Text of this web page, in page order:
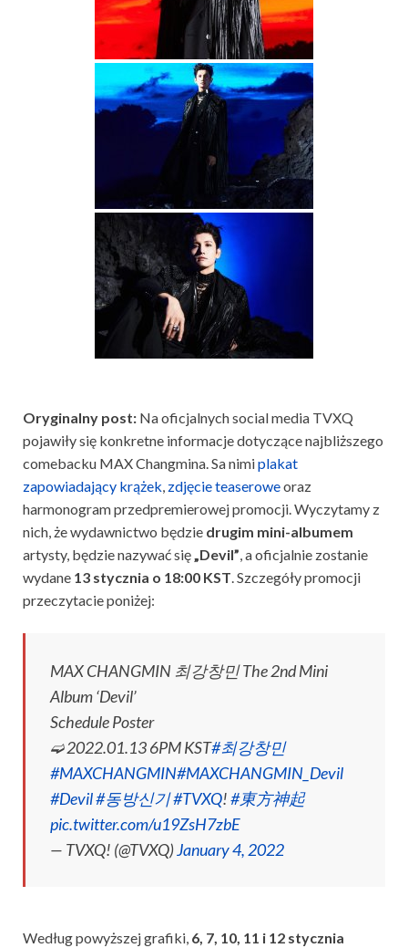
Oryginalny post: Na oficjalnych social media TVXQ
pojawiły się konkretne informacje dotyczące najbliższego
comebacku MAX Changmina. Sa nimiplakat
zapowiadający krążek, zdjęcie teaseroweoraz
harmonogram przedpremierowej promocji. Wyczytamy z
nich, że wydawnictwo będzie drugim mini-albumem
artysty, będzie nazywać się„Devil”, a oficjalnie zostanie
wydane 13 stycznia o 18:00 KST. Szczegóły promocji
przeczytacie poniżej:
MAX CHANGMIN 최강창민 The 2nd Mini
Album ‘Devil’
Schedule Poster
➫ 2022.01.13 6PM KST#최강창민
#MAXCHANGMIN#MAXCHANGMIN_Devil
#Devil#동방신기#TVXQ!#東方神起
pic.twitter.com/u19ZsH7zbE
— TVXQ! (@TVXQ)January 4, 2022
Według powyższej grafiki, 6, 7, 10, 11 i 12 stycznia